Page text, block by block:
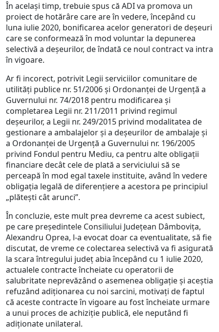
În același timp, trebuie spus că ADI va promova un
proiect de hotărâre care are în vedere, începând cu
luna iulie 2020, bonificarea acelor generatori de deșeuri
care se conformează în mod voluntar la depunerea
selectivă a deșeurilor, de îndată ce noul contract va intra
în vigoare.
Ar fi incorect, potrivit Legii serviciilor comunitare de
utilități publice nr. 51/2006 și Ordonanței de Urgență a
Guvernului nr. 74/2018 pentru modificarea și
completarea Legii nr. 211/2011 privind regimul
deșeurilor, a Legii nr. 249/2015 privind modalitatea de
gestionare a ambalajelor şi a deşeurilor de ambalaje și
a Ordonanţei de Urgenţă a Guvernului nr. 196/2005
privind Fondul pentru Mediu, ca pentru alte obligații
financiare decât cele de plată a serviciului să se
perceapă în mod egal taxele instituite, având în vedere
obligația legală de diferențiere a acestora pe principiul
„plătești cât arunci”.
În concluzie, este mult prea devreme ca acest subiect,
pe care președintele Consiliului Județean Dâmbovița,
Alexandru Oprea, l-a evocat doar ca eventualitate, să fie
discutat, de vreme ce colectarea selectivă va fi asigurată
la scara întregului județ abia începând cu 1 iulie 2020,
actualele contracte încheiate cu operatorii de
salubritate neprevăzând o asemenea obligație și aceștia
refuzând adiționarea cu noi sarcini, motivați de faptul
că aceste contracte în vigoare au fost încheiate urmare
a unui proces de achiziție publică, ele neputând fi
adiționate unilateral.